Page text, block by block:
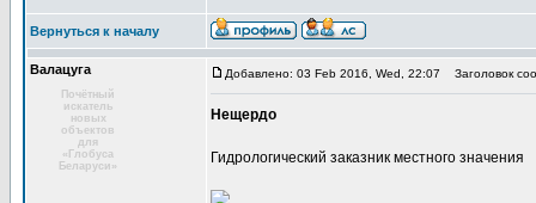
Вернуться к началу
Валацуга
Почётный
искатель
новых
объектов
для
«Глобуса
Беларуси»
Добавлено: 03 Feb 2016, Wed, 22:07 Заголовок
Нещердо
Гидрологический заказник местного значения